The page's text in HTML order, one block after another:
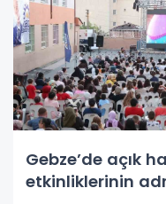
Gebze’de açık
etkinliklerinin